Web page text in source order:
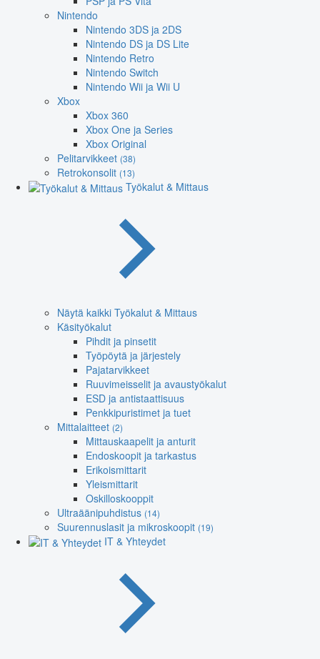
Nintendo
Nintendo 3DS ja 2DS
Nintendo DS ja DS Lite
Nintendo Retro
Nintendo Switch
Nintendo Wii ja Wii U
Xbox
Xbox 360
Xbox One ja Series
Xbox Original
Pelitarvikkeet (38)
Retrokonsolit (13)
Työkalut & Mittaus
Näytä kaikki Työkalut & Mittaus
Käsityökalut
Pihdit ja pinsetit
Työpöytä ja järjestely
Pajatarvikkeet
Ruuvimeisselit ja avaustyökalut
ESD ja antistaattisuus
Penkkipuristimet ja tuet
Mittalaitteet (2)
Mittauskaapelit ja anturit
Endoskoopit ja tarkastus
Erikoismittarit
Yleismittarit
Oskilloskooppit
Ultraäänipuhdistus (14)
Suurennuslasit ja mikroskoopit (19)
IT & Yhteydet